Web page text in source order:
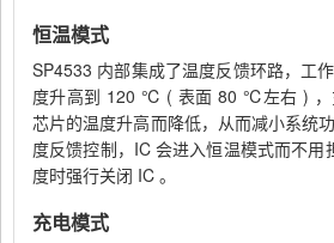
恒温模式
SP4533 内部集成了温度反馈环路，工
度升高到 120 ℃ ( 表面80 ℃左右)
芯片的温度升高而降低，从而减小系统
度反馈控制， IC会进入恒温模式而不用
度时强行关闭 IC 。
充电模式